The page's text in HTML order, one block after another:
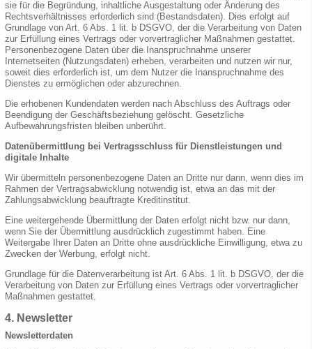
sie für die Begründung, inhaltliche Ausgestaltung oder Änderung des
Rechtsverhältnisses erforderlich sind (Bestandsdaten). Dies erfolgt auf
Grundlage von Art. 6 Abs. 1 lit. b DSGVO, der die Verarbeitung von Daten
zur Erfüllung eines Vertrags oder vorvertraglicher Maßnahmen gestattet.
Personenbezogene Daten über die Inanspruchnahme unserer
Internetseiten (Nutzungsdaten) erheben, verarbeiten und nutzen wir nur,
soweit dies erforderlich ist, um dem Nutzer die Inanspruchnahme des
Dienstes zu ermöglichen oder abzurechnen.
Die erhobenen Kundendaten werden nach Abschluss des Auftrags oder
Beendigung der Geschäftsbeziehung gelöscht. Gesetzliche
Aufbewahrungsfristen bleiben unberührt.
Datenübermittlung bei Vertragsschluss für Dienstleistungen und
digitale Inhalte
Wir übermitteln personenbezogene Daten an Dritte nur dann, wenn dies im
Rahmen der Vertragsabwicklung notwendig ist, etwa an das mit der
Zahlungsabwicklung beauftragte Kreditinstitut.
Eine weitergehende Übermittlung der Daten erfolgt nicht bzw. nur dann,
wenn Sie der Übermittlung ausdrücklich zugestimmt haben. Eine
Weitergabe Ihrer Daten an Dritte ohne ausdrückliche Einwilligung, etwa zu
Zwecken der Werbung, erfolgt nicht.
Grundlage für die Datenverarbeitung ist Art. 6 Abs. 1 lit. b DSGVO, der die
Verarbeitung von Daten zur Erfüllung eines Vertrags oder vorvertraglicher
Maßnahmen gestattet.
4. Newsletter
Newsletterdaten